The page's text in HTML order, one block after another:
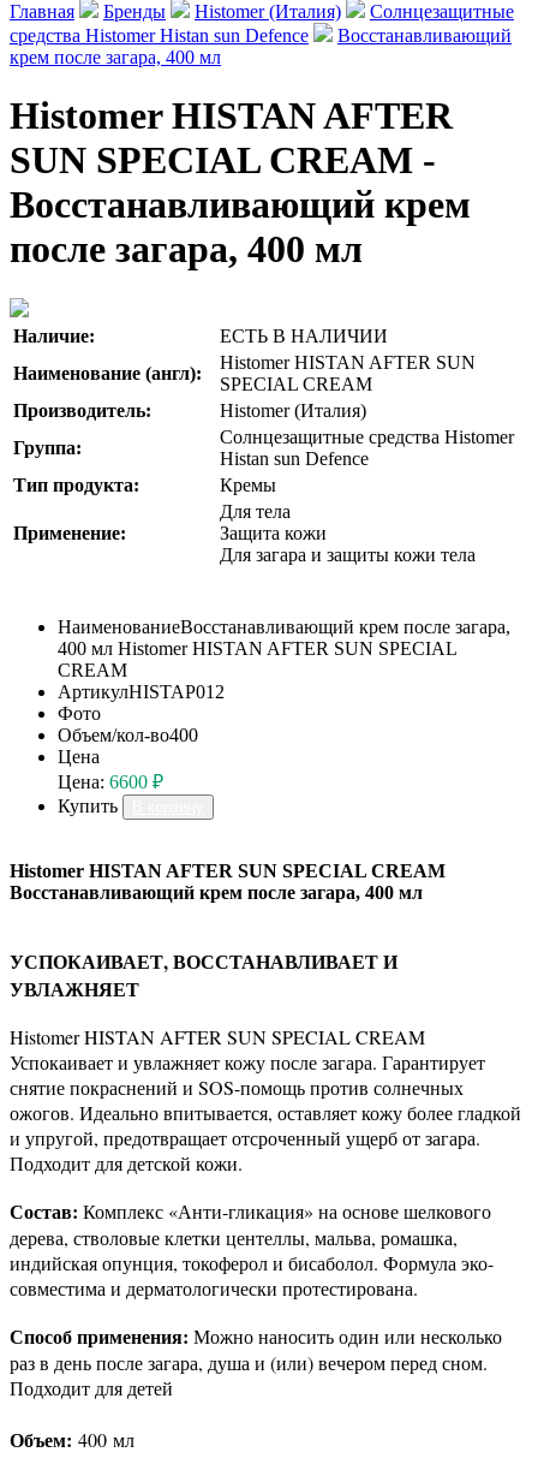
Главная Бренды Histomer (Италия)
Солнцезащитные
средства Histomer Histan sun Defence
Восстанавливающий
крем после загара, 400 мл
Histomer HISTAN AFTER
SUN SPECIAL CREAM -
Восстанавливающий крем
после загара, 400 мл
Наличие:
ЕСТЬ В НАЛИЧИИ
Наименование (англ):
Histomer HISTAN AFTER SUN
SPECIAL CREAM
Производитель:
Histomer (Италия)
Группа:
Солнцезащитные средства Histomer
Histan sun Defence
Тип продукта:
Кремы
Применение:
Для тела
Защита кожи
Для загара и защиты кожи тела
НаименованиеВосстанавливающий крем после загара,
400 мл Histomer HISTAN AFTER SUN SPECIAL
CREAM
АртикулHISTAP012
Фото
Объем/кол-во400
Цена
Цена: 6600 ₽
Купить
Histomer HISTAN AFTER SUN SPECIAL CREAM
Восстанавливающий крем после загара, 400 мл
УСПОКАИВАЕТ, ВОССТАНАВЛИВАЕТ И
УВЛАЖНЯЕТ
Histomer HISTAN AFTER SUN SPECIAL CREAM
Успокаивает и увлажняет кожу после загара. Гарантирует
снятие покраснений и SOS-помощь против солнечных
ожогов. Идеально впитывается, оставляет кожу более гладкой
и упругой, предотвращает отсроченный ущерб от загара.
Подходит для детской кожи.
Состав: Комплекс «Анти-гликация» на основе шелкового
дерева, стволовые клетки центеллы, мальва, ромашка,
индийская опунция, токоферол и бисаболол. Формула эко-
совместима и дерматологически протестирована.
Способ применения: Можно наносить один или несколько
раз в день после загара, душа и (или) вечером перед сном.
Подходит для детей
Объем: 400 мл